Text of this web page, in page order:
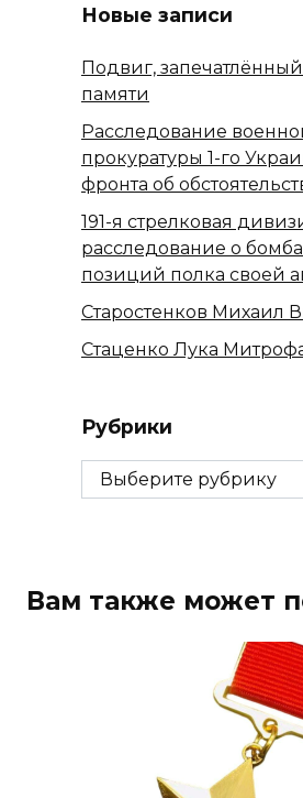
Новые записи
Подвиг,
памяти
Расследование
прокуратуры 1-го
фронта об
191-я стрелковая
расследование о
позиций полка своей
Старостенков Михаил
Стаценко Лука
Рубрики
Рубрики
Вам также может